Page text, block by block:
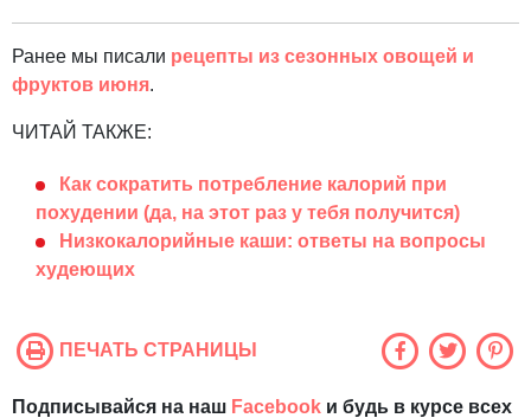
Ранее мы писали рецепты из сезонных овощей и
фруктов июня.
ЧИТАЙ ТАКЖЕ:
Как сократить потребление калорий при
похудении (да, на этот раз у тебя получится)
Низкокалорийные каши: ответы на вопросы
худеющих
ПЕЧАТЬ СТРАНИЦЫ
Подписывайся на наш Facebook и будь в курсе всех